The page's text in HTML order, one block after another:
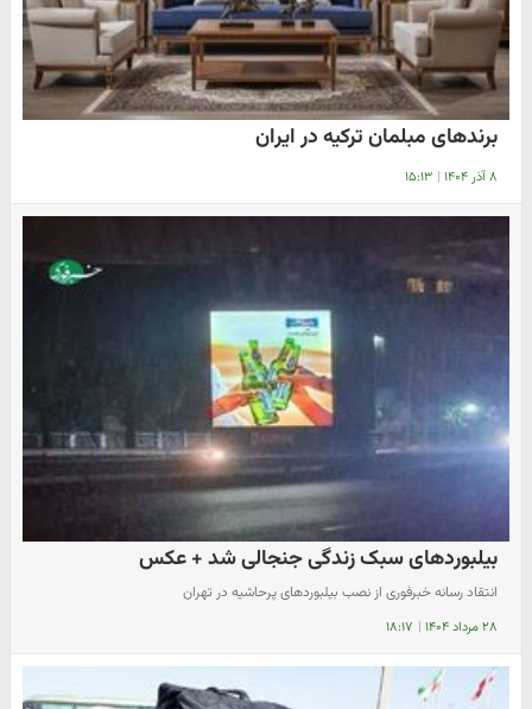
برندهای مبلمان ترکیه در ایران
۸ آذر ۱۴۰۴ | ۱۵:۱۳
بیلبوردهای سبک زندگی جنجالی شد + عکس
انتقاد رسانه خبرفوری از نصب بیلبوردهای پرحاشیه در تهران
۲۸ مرداد ۱۴۰۴ | ۱۸:۱۷